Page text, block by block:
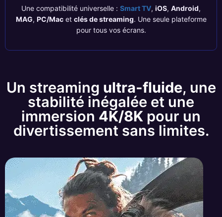
Une compatibilité universelle : Smart TV, iOS, Android,
MAG, PC/Macet clés de streaming. Une seule plateforme
pour tous vos écrans.
Un streaming ultra-fluide, une
stabilité inégalée et une
immersion 4K/8K pour un
divertissement sans limites.